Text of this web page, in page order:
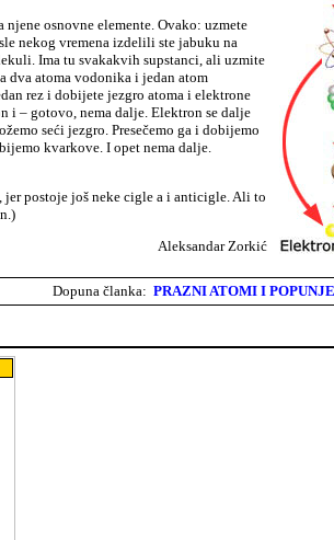
osnovne elemente. Ovako: uzmete
nekog vremena izdelili ste jabuku na
Ima tu svakakvih supstanci, ali uzmite
dva atoma vodonika i jedan atom
rez i dobijete jezgro atoma i elektrone
– gotovo, nema dalje. Elektron se dalje
seći jezgro. Presečemo ga i dobijemo
kvarkove. I opet nema dalje.
postoje još neke cigle a i anticigle. Ali to
Aleksandar Zorkić
Dopuna članka: PRAZNI ATOMI I